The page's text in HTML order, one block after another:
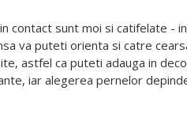
contact sunt moi si catifelate -
va puteti orienta si catre
astfel ca puteti adauga in
iar alegerea pernelor